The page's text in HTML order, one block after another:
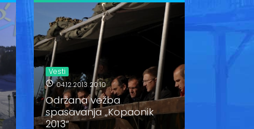
Vesti
04.12.2013 20:10
Održana vežba
spasavanja „Kopaonik
2013“